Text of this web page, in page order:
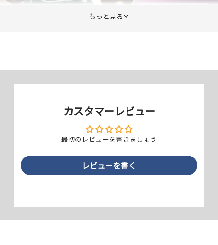
もっと見る
カスタマーレビュー
最初のレビューを書きましょう
レビューを書く